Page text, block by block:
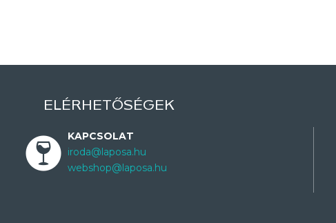
ELÉRHETŐSÉGEK
KAPCSOLAT
iroda@laposa.hu
webshop@laposa.hu